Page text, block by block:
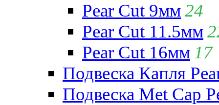
Pear Cut 9мм24
Pear Cut 11.5мм
Pear Cut 16мм 17
Подвеска Капля
Подвеска Met Cap